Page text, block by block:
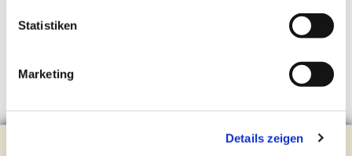
Statistiken
Marketing
Details zeigen
Evangelische Kirchengemeinde Steinhagen